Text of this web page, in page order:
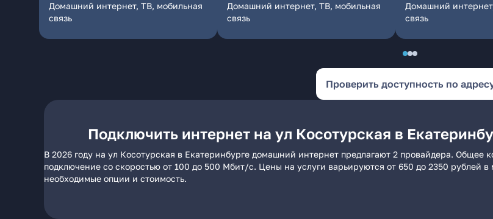
Домашний интернет, ТВ, мобильная
связь
Домашний интернет, ТВ, мобильная
связь
Домашний
связь
Проверить доступность по
Подключить интернет на ул Косотурская в
В 2026 году на ул Косотурская в Екатеринбурге домашний интернет предлагают 2 провайдера. Общее
подключение со скоростью от 100 до 500 Мбит/с. Цены на услуги варьируются от 650 до 2350 рублей
необходимые опции и стоимость.